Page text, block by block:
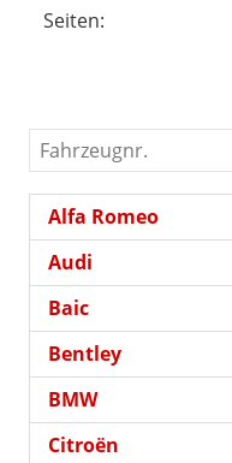
Seiten:
Fahrzeugnr.
Alfa Romeo
Audi
Baic
Bentley
BMW
Citroën